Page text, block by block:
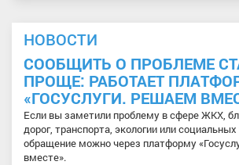
НОВОСТИ
СООБЩИТЬ О ПРОБЛЕМЕ
ПРОЩЕ: РАБОТАЕТ
«ГОСУСЛУГИ. РЕШАЕМ
Если вы заметили проблему в сфере ЖКХ,
дорог, транспорта, экологии или
обращение можно через платформу
вместе».